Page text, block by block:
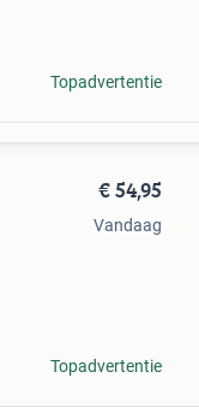
Topadvertentie
€ 54,95
Vandaag
Topadvertentie